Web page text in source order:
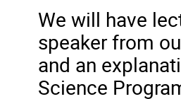
We will have
speaker from
and an
Science